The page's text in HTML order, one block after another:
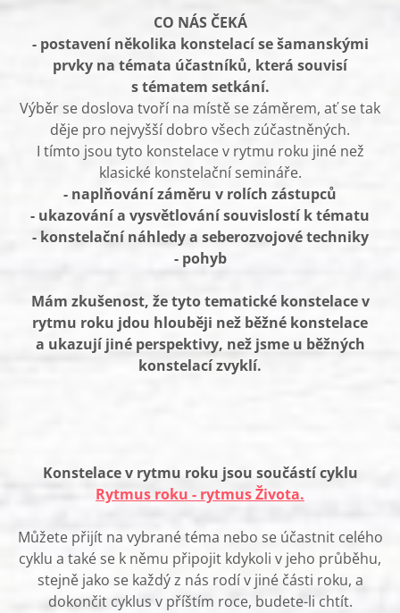
CO NÁS ČEKÁ
- postavení několika konstelací se šamanskými
prvky na témata účastníků, která souvisí
s tématem setkání.
Výběr se doslova tvoří na místě se záměrem, ať se tak
děje pro nejvyšší dobro všech zúčastněných.
I tímto jsou tyto konstelace v rytmu roku jiné než
klasické konstelační semináře.
- naplňování záměru v rolích zástupců
- ukazování a vysvětlování souvislostí k tématu
- konstelační náhledy a seberozvojové techniky
- pohyb
Mám zkušenost, že tyto tematické konstelace v
rytmu roku jdou hlouběji než běžné konstelace
a ukazují jiné perspektivy, než jsme u běžných
konstelací zvyklí.
Konstelace v rytmu roku jsou součástí cyklu
Rytmus roku - rytmus Života.
Můžete přijít na vybrané téma nebo se účastnit celého
cyklu a také se k němu připojit kdykoli v jeho průběhu,
stejně jako se každý z nás rodí v jiné části roku, a
dokončit cyklus v příštím roce, budete-li chtít.